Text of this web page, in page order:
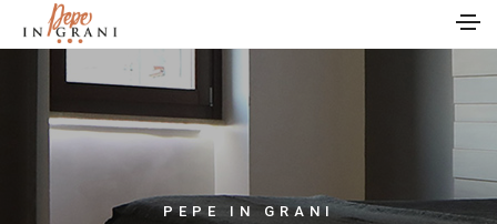
PEPE IN GRANI